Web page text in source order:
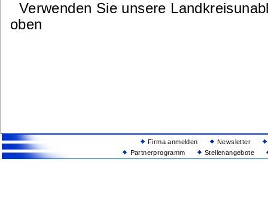
Verwenden Sie unsere
oben
Firma anmelden
Newsletter
Partnerprogramm
Stellenangebote